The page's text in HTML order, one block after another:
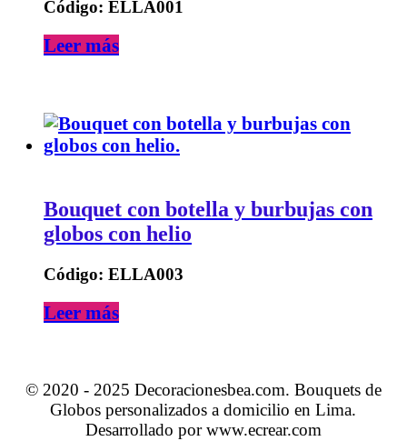
Código: ELLA001
Leer más
Bouquet con botella y burbujas con
globos con helio
Código: ELLA003
Leer más
© 2020 - 2025 Decoracionesbea.com. Bouquets de
Globos personalizados a domicilio en Lima.
Desarrollado por www.ecrear.com